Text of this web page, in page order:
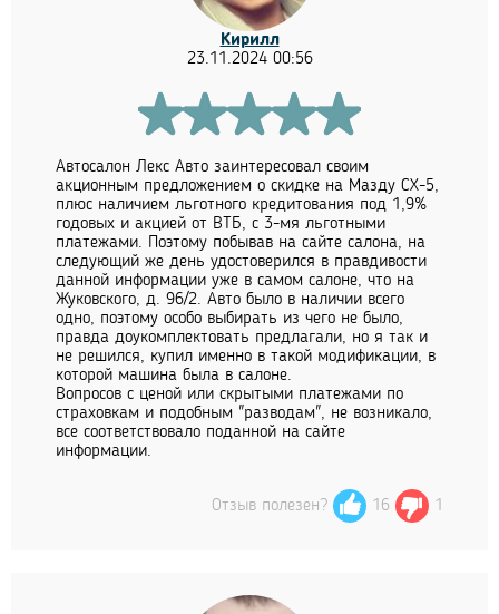
Кирилл
23.11.2024 00:56
Автосалон Лекс Авто заинтересовал своим
акционным предложением о скидке на Мазду СХ-5,
плюс наличием льготного кредитования под 1,9%
годовых и акцией от ВТБ, с 3-мя льготными
платежами. Поэтому побывав на сайте салона, на
следующий же день удостоверился в правдивости
данной информации уже в самом салоне, что на
Жуковского, д. 96/2. Авто было в наличии всего
одно, поэтому особо выбирать из чего не было,
правда доукомплектовать предлагали, но я так и
не решился, купил именно в такой модификации, в
которой машина была в салоне.
Вопросов с ценой или скрытыми платежами по
страховкам и подобным "разводам", не возникало,
все соответствовало поданной на сайте
информации.
Отзыв полезен? 16 1